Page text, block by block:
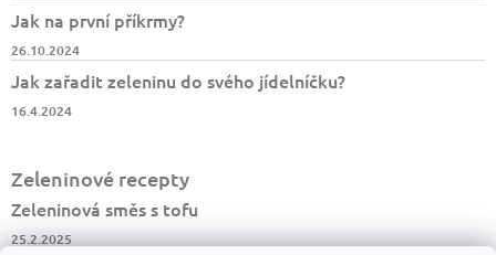
Jak na první příkrmy?
26.10.2024
Jak zařadit zeleninu do svého jídelníčku?
16.4.2024
Zeleninové recepty
Zeleninová směs s tofu
25.2.2025